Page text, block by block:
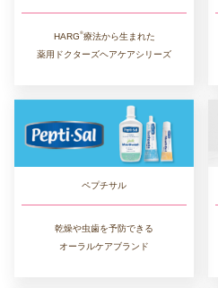
HARG®︎療法から生まれた
薬用ドクターズヘアケアシリーズ
ペプチサル
乾燥や虫歯を予防できる
オーラルケアブランド